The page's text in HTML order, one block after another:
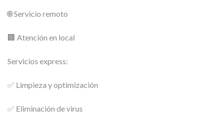
🌐 Servicio remoto
🏢 Atención en local
Servicios express:
✅ Limpieza y optimización
✅ Eliminación de virus